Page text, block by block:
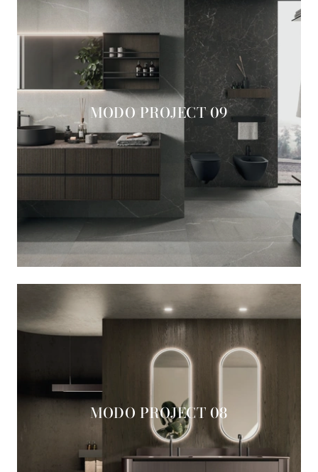
MODO PROJECT 09
MODO PROJECT 08